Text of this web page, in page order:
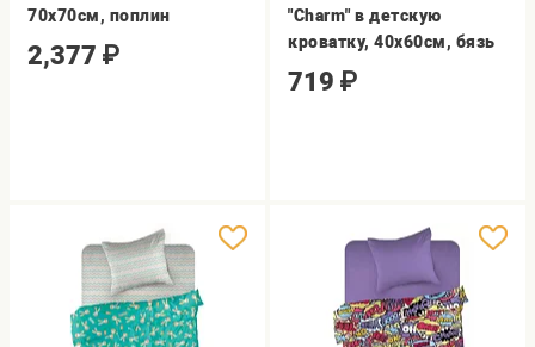
70х70см, поплин
2,377 ₽
"Charm" в детскую
кроватку, 40х60см, бязь
719 ₽